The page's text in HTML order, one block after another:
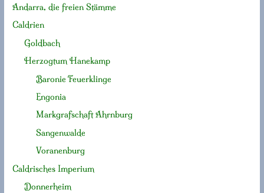
Andarra, die freien Stämme
Caldrien
Goldbach
Herzogtum Hanekamp
Baronie Feuerklinge
Engonia
Markgrafschaft Ahrnburg
Sangenwalde
Voranenburg
Caldrisches Imperium
Donnerheim